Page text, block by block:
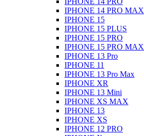
IPHONE 14 PRO MAX
IPHONE 15
IPHONE 15 PLUS
IPHONE 15 PRO
IPHONE 15 PRO MAX
IPHONE 13 Pro
IPHONE 11
IPHONE 13 Pro Max
IPHONE XR
IPHONE 13 Mini
IPHONE XS MAX
IPHONE 13
IPHONE XS
IPHONE 12 PRO